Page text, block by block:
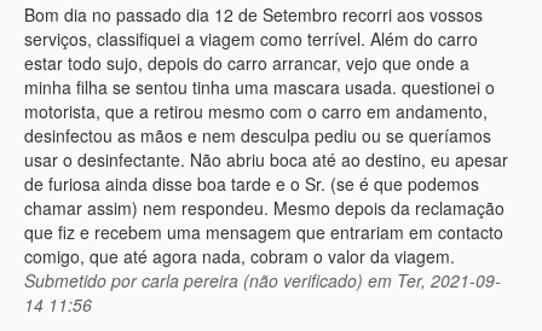
Bom dia no passado dia 12 de Setembro recorri aos vossos
serviços, classifiquei a viagem como terrível. Além do carro
estar todo sujo, depois do carro arrancar, vejo que onde a
minha filha se sentou tinha uma mascara usada. questionei o
motorista, que a retirou mesmo com o carro em andamento,
desinfectou as mãos e nem desculpa pediu ou se queríamos
usar o desinfectante. Não abriu boca até ao destino, eu apesar
de furiosa ainda disse boa tarde e o Sr. (se é que podemos
chamar assim) nem respondeu. Mesmo depois da reclamação
que fiz e recebem uma mensagem que entrariam em contacto
comigo, que até agora nada, cobram o valor da viagem.
Submetido porcarla pereira (não verificado) em Ter, 2021-09-
14 11:56